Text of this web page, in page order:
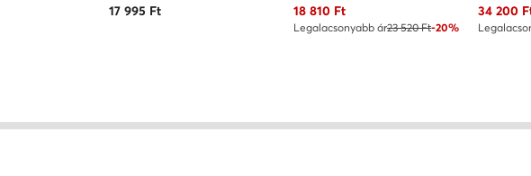
17 995 Ft
Aktuális ár
18 810Ft
Legalacsonyabb ár23 520 Ft-20%
Aktuális
34 200